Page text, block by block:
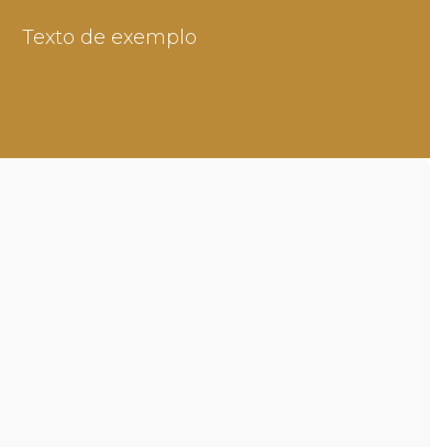
Texto de exemplo